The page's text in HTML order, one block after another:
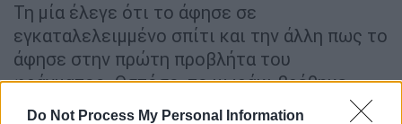
Do Not Process My Personal Information
Τη μία έλεγε ότι το άφησε σε
εγκαταλελειμμένο σπίτι και την άλλη πως το
άφησε στην πρώτη προβλήτα του
φράγματος. Ωστόσο, το μωράκι βρέθηκε
νεκρό αρκετά πιο μακριά.